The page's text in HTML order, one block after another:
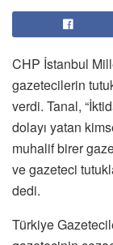
CHP İstanbul
gazetecilerin
verdi. Tanal,
dolayı yatan
muhalif birer
ve gazeteci
dedi.
Türkiye